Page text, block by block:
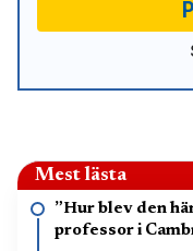
Mest lästa
”Hur blev den
professor i